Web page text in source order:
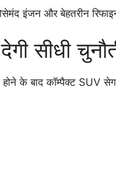
इंजन और बेहतरीन
सीधी
के बाद कॉम्पैक्ट SUV